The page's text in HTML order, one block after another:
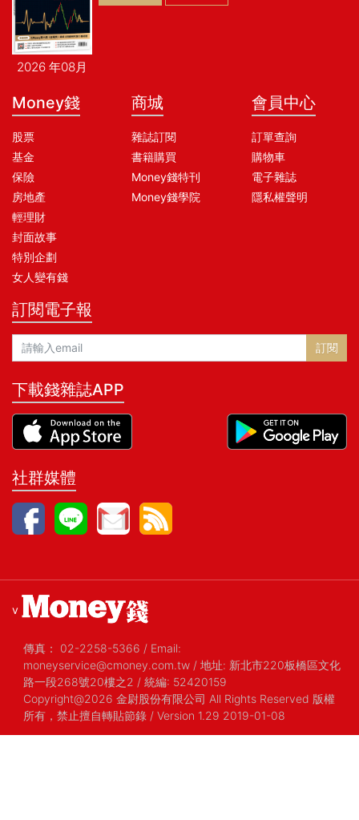
2026 年08月
Money錢
股票
基金
保險
房地產
輕理財
封面故事
特別企劃
女人變有錢
商城
雜誌訂閱
書籍購買
Money錢特刊
Money錢學院
會員中心
訂單查詢
購物車
電子雜誌
隱私權聲明
訂閱電子報
訂閱
下載錢雜誌APP
社群媒體
v
傳真： 02-2258-5366 / Email:
moneyservice@cmoney.com.tw / 地址: 新北市220板橋區文化
路一段268號20樓之2 / 統編: 52420159
Copyright@2026 金尉股份有限公司 All Rights Reserved 版權
所有，禁止擅自轉貼節錄 / Version 1.29 2019-01-08